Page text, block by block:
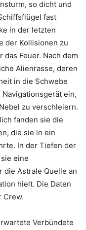
so dicht und
fast
in der letzten
der Kollisionen zu
Feuer. Nach dem
Alienrasse, deren
in die Schwebe
ein,
zu verschleiern.
fanden sie die
die sie in ein
In der Tiefen der
eine
die Astrale Quelle an
hielt. Die Daten
Crew.
Verbündete